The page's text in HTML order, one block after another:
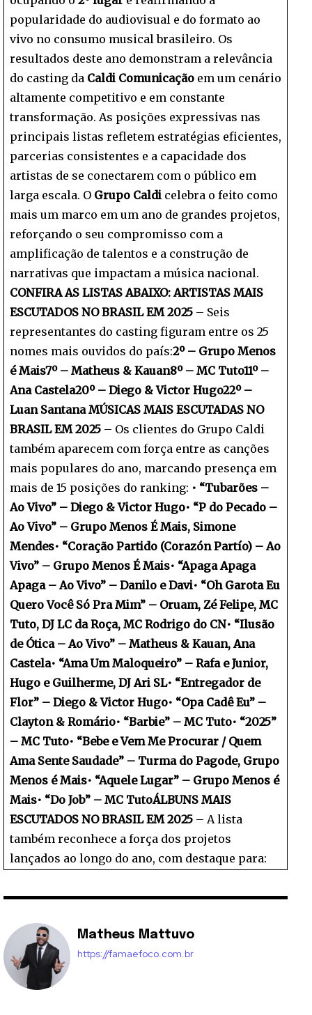
popularidade do audiovisual e do formato ao
vivo no consumo musical brasileiro. Os
resultados deste ano demonstram a relevância
do casting da Caldi Comunicação em um cenário
altamente competitivo e em constante
transformação. As posições expressivas nas
principais listas refletem estratégias eficientes,
parcerias consistentes e a capacidade dos
artistas de se conectarem com o público em
larga escala. O Grupo Caldi celebra o feito como
mais um marco em um ano de grandes projetos,
reforçando o seu compromisso com a
amplificação de talentos e a construção de
narrativas que impactam a música nacional.
CONFIRA AS LISTAS ABAIXO: ARTISTAS MAIS
ESCUTADOS NO BRASIL EM 2025 – Seis
representantes do casting figuram entre os 25
nomes mais ouvidos do país:2º – Grupo Menos
é Mais7º – Matheus & Kauan8º – MC Tuto11º –
Ana Castela20º – Diego & Victor Hugo22º –
Luan Santana MÚSICAS MAIS ESCUTADAS NO
BRASIL EM 2025 – Os clientes do Grupo Caldi
também aparecem com força entre as canções
mais populares do ano, marcando presença em
mais de 15 posições do ranking: •⁠ ⁠“Tubarões –
Ao Vivo” – Diego & Victor Hugo•⁠ ⁠“P do Pecado –
Ao Vivo” – Grupo Menos É Mais, Simone
Mendes•⁠ ⁠“Coração Partido (Corazón Partío) – Ao
Vivo” – Grupo Menos É Mais•⁠ ⁠“Apaga Apaga
Apaga – Ao Vivo” – Danilo e Davi•⁠ ⁠“Oh Garota Eu
Quero Você Só Pra Mim” – Oruam, Zé Felipe, MC
Tuto, DJ LC da Roça, MC Rodrigo do CN•⁠ ⁠“Ilusão
de Ótica – Ao Vivo” – Matheus & Kauan, Ana
Castela•⁠ ⁠“Ama Um Maloqueiro” – Rafa e Junior,
Hugo e Guilherme, DJ Ari SL•⁠ ⁠“Entregador de
Flor” – Diego & Victor Hugo•⁠ ⁠“Opa Cadê Eu” –
Clayton & Romário•⁠ ⁠“Barbie” – MC Tuto•⁠ ⁠“2025”
– MC Tuto•⁠ ⁠“Bebe e Vem Me Procurar / Quem
Ama Sente Saudade” – Turma do Pagode, Grupo
Menos é Mais•⁠ ⁠“Aquele Lugar” – Grupo Menos é
Mais•⁠ ⁠“Do Job” – MC TutoÁLBUNS MAIS
ESCUTADOS NO BRASIL EM 2025 – A lista
também reconhece a força dos projetos
lançados ao longo do ano, com destaque para:
Matheus Mattuvo
https://famaefoco.com.br